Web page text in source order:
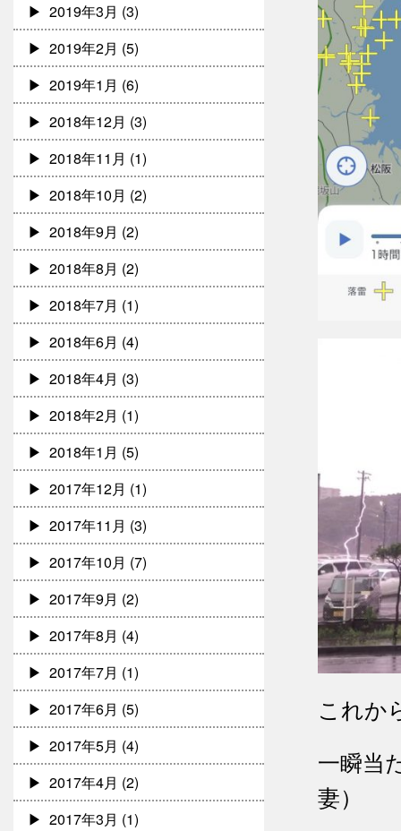
これか
一瞬当
妻）
2019年3月 (3)
2019年2月 (5)
2019年1月 (6)
2018年12月 (3)
2018年11月 (1)
2018年10月 (2)
2018年9月 (2)
2018年8月 (2)
2018年7月 (1)
2018年6月 (4)
2018年4月 (3)
2018年2月 (1)
2018年1月 (5)
2017年12月 (1)
2017年11月 (3)
2017年10月 (7)
2017年9月 (2)
2017年8月 (4)
2017年7月 (1)
2017年6月 (5)
2017年5月 (4)
2017年4月 (2)
2017年3月 (1)